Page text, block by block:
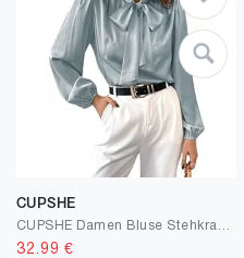
CUPSHE
32.99 €